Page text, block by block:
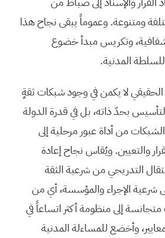
ومتنوعة. وعموماً يبقى نجاح هذا
وتكريس مبدأ خضوع
المدنية.
لا يكمن في وجود شبكات ثقةٍ
بحدّ ذاته، بل في قدرة الدولة
من أداة عبور مرحلية إلى
والتعيين. ويُقاس نجاح إعادة
التدريجي من شرعية الثقة
شرعية الإجراء والمؤسسة، أي من
متجانسة إلى منظومة أكثر اتساعاً في
وأخضع للمساءلة المدنية